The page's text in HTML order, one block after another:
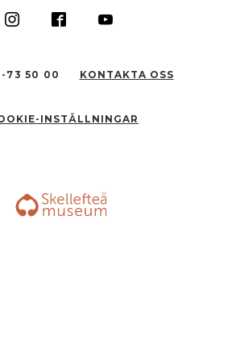
73 50 00 KONTAKTA OSS
INSTÄLLNINGAR